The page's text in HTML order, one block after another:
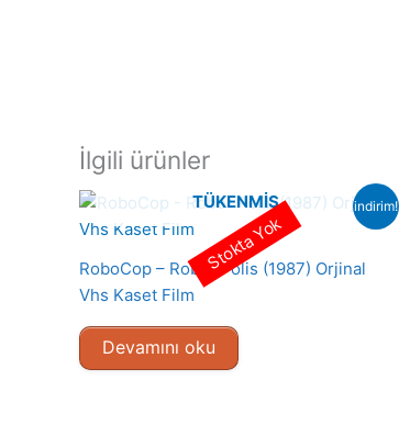
İlgili ürünler
indirim!
TÜKENMIŞ
RoboCop – Robot Polis (1987) Orjinal
Vhs Kaset Film
Devamını oku
Stokta Yok